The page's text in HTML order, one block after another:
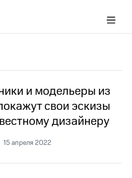
и модельеры из
свои эскизы
дизайнеру
15 апреля 2022